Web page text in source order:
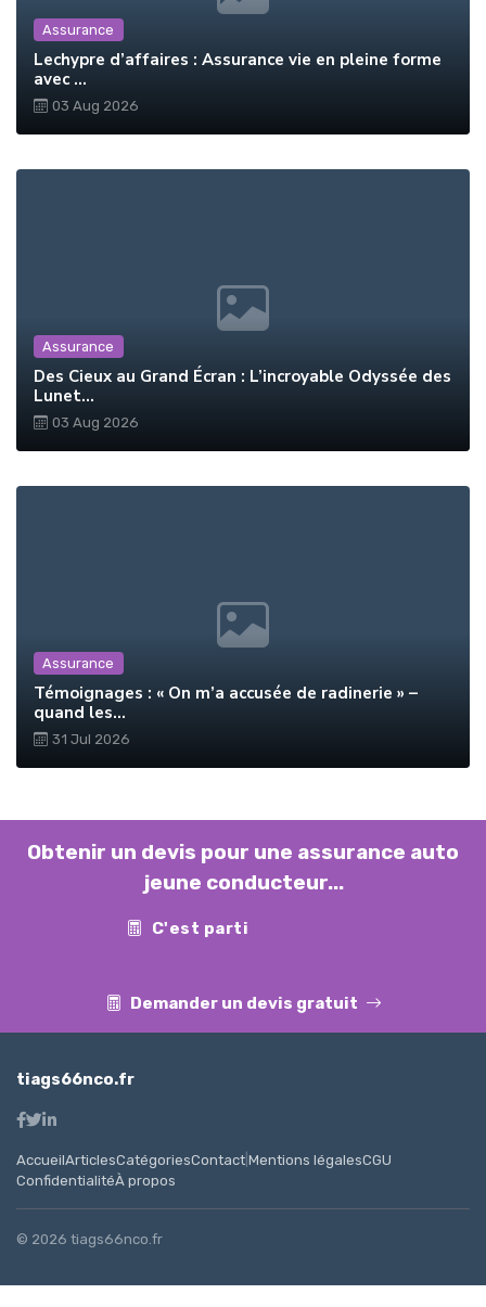
Assurance
Lechypre d’affaires : Assurance vie en pleine forme
avec ...
03 Aug 2026
Assurance
Des Cieux au Grand Écran : L’incroyable Odyssée des
Lunet...
03 Aug 2026
Assurance
Témoignages : « On m’a accusée de radinerie » –
quand les...
31 Jul 2026
Obtenir un devis pour une assurance auto
jeune conducteur...
C'est parti
Demander un devis gratuit
tiags66nco.fr
AccueilArticlesCatégoriesContact Mentions légalesCGU
ConfidentialitéÀ propos
© 2026 tiags66nco.fr